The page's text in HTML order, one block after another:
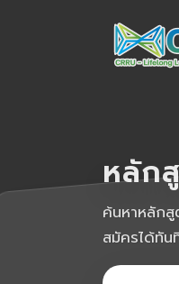
หลัก
ค้นหาหลัก
สมัครได้ทัน